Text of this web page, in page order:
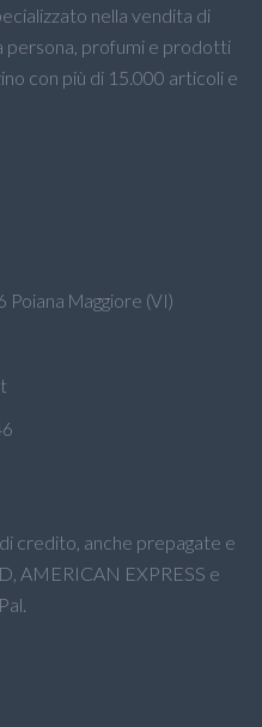
nella vendita di
persona, profumi e prodotti
con più di 15.000 articoli e
Maggiore (VI)
credito, anche prepagate e
AMERICAN EXPRESS e